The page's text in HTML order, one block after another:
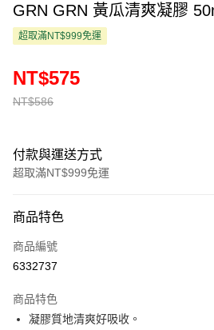
GRN GRN 黃瓜清爽凝膠
超取滿NT$999免運
NT$586
NT$575
付款與運送方式
超取滿NT$999免運
信用卡一次付款
超商取貨付款
Apple Pay
商品特色
商品編號
6332737
商品特色
凝膠質地清爽好吸收。